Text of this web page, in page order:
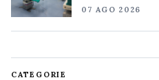
07 AGO 2026
CATEGORIE